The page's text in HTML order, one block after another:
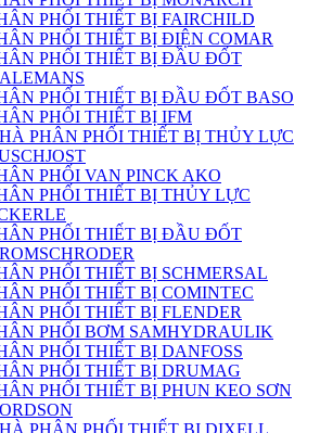
PHỐI THIẾT BỊ FAIRCHILD
PHỐI THIẾT BỊ ĐIỆN COMAR
PHỐI THIẾT BỊ ĐẦU ĐỐT
PHỐI THIẾT BỊ ĐẦU ĐỐT BASO
PHỐI THIẾT BỊ IFM
PHÂN PHỐI THIẾT BỊ THỦY LỰC
PHỐI VAN PINCK AKO
PHỐI THIẾT BỊ THỦY LỰC
PHỐI THIẾT BỊ ĐẦU ĐỐT
PHỐI THIẾT BỊ SCHMERSAL
PHỐI THIẾT BỊ COMINTEC
PHỐI THIẾT BỊ FLENDER
PHỐI BƠM SAMHYDRAULIK
PHỐI THIẾT BỊ DANFOSS
PHỐI THIẾT BỊ DRUMAG
PHỐI THIẾT BỊ PHUN KEO SƠN
PHÂN PHỐI THIẾT BỊ DIXELL